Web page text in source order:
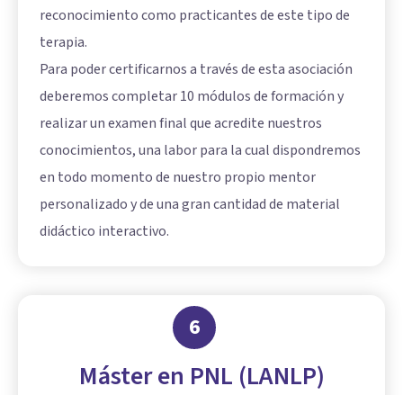
reconocimiento como practicantes de este tipo de
terapia.
Para poder certificarnos a través de esta asociación
deberemos completar 10 módulos de formación y
realizar un examen final que acredite nuestros
conocimientos, una labor para la cual dispondremos
en todo momento de nuestro propio mentor
personalizado y de una gran cantidad de material
didáctico interactivo.
6
Máster en PNL (LANLP)